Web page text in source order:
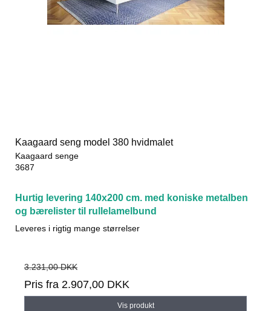
Kaagaard seng model 380 hvidmalet
Kaagaard senge
3687
Hurtig levering 140x200 cm. med koniske metalben
og bærelister til rullelamelbund
Leveres i rigtig mange størrelser
3.231,00 DKK
Pris fra 2.907,00 DKK
Vis produkt